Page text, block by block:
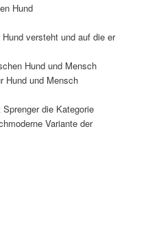
Hund
versteht und auf die er
Hund und Mensch
Hund und Mensch
die Kategorie
Variante der